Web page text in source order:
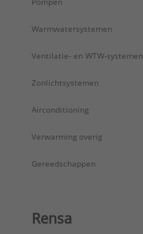
Warmwatersystemen
Ventilatie- en WTW-systemen
Zonlichtsystemen
Airconditioning
Verwarming overig
Gereedschappen
Rensa